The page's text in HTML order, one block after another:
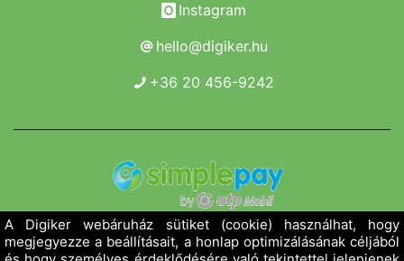
Instagram
hello@digiker.hu
+36 20 456-9242